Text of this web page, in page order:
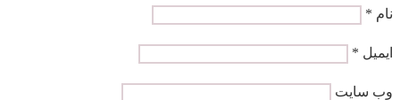
نام *
ایمیل *
وب‌ سایت